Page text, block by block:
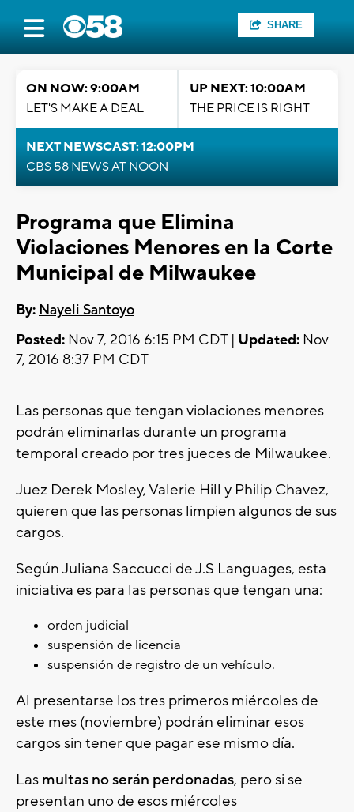
SHARE
ON NOW: 9:00AM
LET'S MAKE A DEAL
UP NEXT: 10:00AM
THE PRICE IS RIGHT
NEXT NEWSCAST: 12:00PM
CBS 58 NEWS AT NOON
Programa que Elimina
Violaciones Menores en la Corte
Municipal de Milwaukee
By: Nayeli Santoyo
Posted: Nov 7, 2016 6:15 PM CDT | Updated: Nov
7, 2016 8:37 PM CDT
Las personas que tengan violaciones menores
podrán eliminarlas durante un programa
temporal creado por tres jueces de Milwaukee.
Juez Derek Mosley, Valerie Hill y Philip Chavez,
quieren que las personas limpien algunos de sus
cargos.
Según Juliana Saccucci de J.S Languages, esta
iniciativa es para las personas que tengan una:
orden judicial
suspensión de licencia
suspensión de registro de un vehículo.
Al presentarse los tres primeros miércoles de
este mes (noviembre) podrán eliminar esos
cargos sin tener que pagar ese mismo día.
Las multas no serán perdonadas, pero si se
presentan uno de esos miércoles